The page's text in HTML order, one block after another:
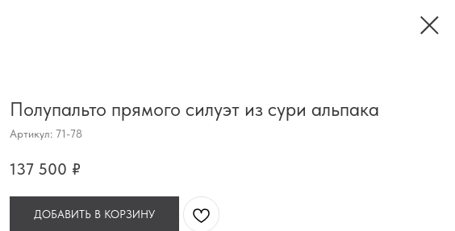
Полупальто прямого силуэт из сури альпака
Артикул: 71-78​
137 500 ₽
ДОБАВИТЬ В КОРЗИНУ